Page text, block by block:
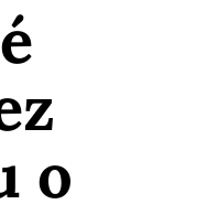
o